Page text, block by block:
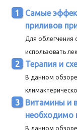
Самые
приливов
Для облегчения
использовать
Терапия и
В данном
Витамины и
необходимо
В данном